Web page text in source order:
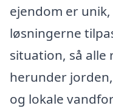
ejendom er
løsningerne
situation, så alle
herunder
og lokale